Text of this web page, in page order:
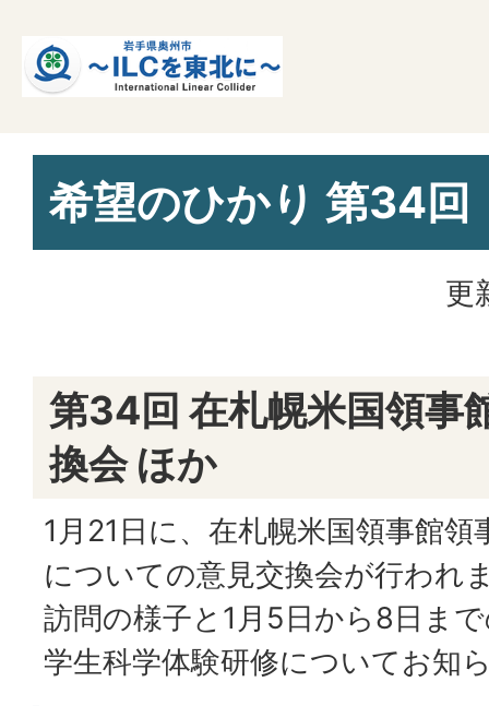
希望のひかり 第34回
更
第34回 在札幌米国領事
換会 ほか
1月21日に、在札幌米国領事館
についての意見交換会が行われ
訪問の様子と1月5日から8日ま
学生科学体験研修についてお知